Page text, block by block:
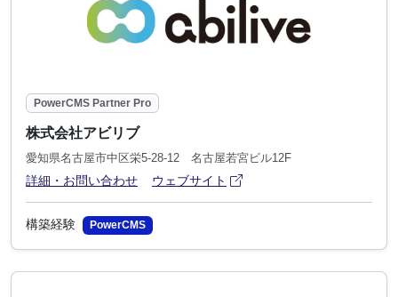
PowerCMS Partner Pro
株式会社アビリブ
愛知県名古屋市中区栄5-28-12 名古屋若宮ビル12F
詳細・お問い合わせ ウェブサイト
構築経験 PowerCMS